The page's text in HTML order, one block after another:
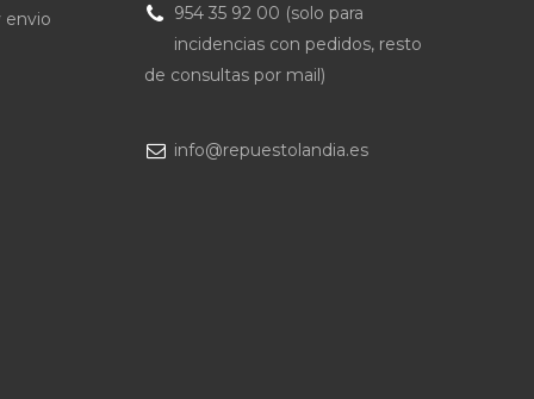
envio
954 35 92 00 (solo para
incidencias con pedidos, resto
de consultas por mail)
info@repuestolandia.es